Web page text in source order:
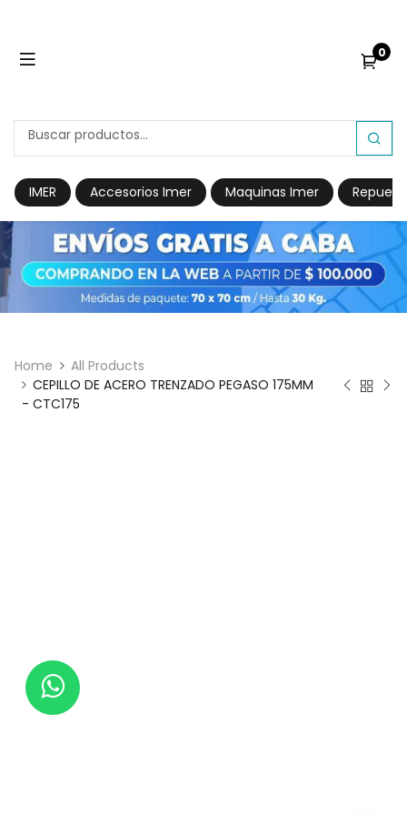
0
IMER Accesorios Imer Maquinas Imer
Home
All Products
CEPILLO DE ACERO TRENZADO PEGASO 175MM
- CTC175